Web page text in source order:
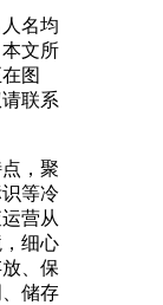
名均
文所
图
联系
，聚
等冷
营从
细心
、保
储存